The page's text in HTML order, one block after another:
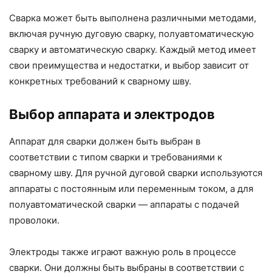
Сварка может быть выполнена различными методами,
включая ручную дуговую сварку, полуавтоматическую
сварку и автоматическую сварку. Каждый метод имеет
свои преимущества и недостатки, и выбор зависит от
конкретных требований к сварному шву.
Выбор аппарата и электродов
Аппарат для сварки должен быть выбран в
соответствии с типом сварки и требованиями к
сварному шву. Для ручной дуговой сварки используются
аппараты с постоянным или переменным током, а для
полуавтоматической сварки — аппараты с подачей
проволоки.
Электроды также играют важную роль в процессе
сварки. Они должны быть выбраны в соответствии с